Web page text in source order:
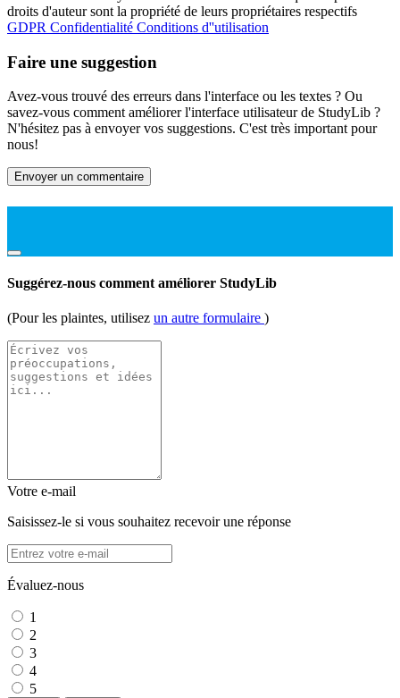
droits d'auteur sont la propriété de leurs propriétaires respectifs
GDPR Confidentialité Conditions d''utilisation
Faire une suggestion
Avez-vous trouvé des erreurs dans l'interface ou les textes ? Ou
savez-vous comment améliorer l'interface utilisateur de StudyLib ?
N'hésitez pas à envoyer vos suggestions. C'est très important pour
nous!
Envoyer un commentaire
Suggérez-nous comment améliorer StudyLib
(Pour les plaintes, utilisez un autre formulaire )
Votre e-mail
Saisissez-le si vous souhaitez recevoir une réponse
Évaluez-nous
1
2
3
4
5